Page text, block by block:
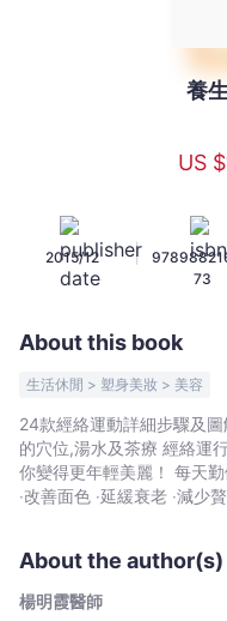
明
霞
師
-
Bookniverse
養
US $
2015/12 |
73
About this book
生活休閒 > 塑身美妝 > 美容
24款經絡運動詳細步驟及
的穴位,湯水及茶療 經絡運
你變得更年輕美麗！ 每天
‧改善面色 ‧延緩衰老 ‧減少
絡運動，一條經絡帶就搞
湯水及茶療，助你全方位養
About the author(s)
楊明霞醫師